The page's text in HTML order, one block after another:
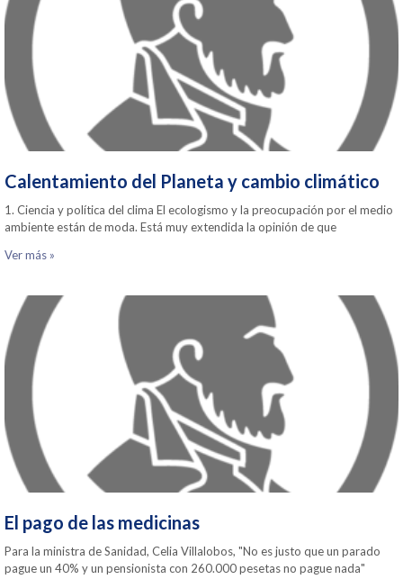
Calentamiento del Planeta y cambio climático
1. Ciencia y política del clima El ecologismo y la preocupación por el medio
ambiente están de moda. Está muy extendida la opinión de que
Ver más »
El pago de las medicinas
Para la ministra de Sanidad, Celia Villalobos, "No es justo que un parado
pague un 40% y un pensionista con 260.000 pesetas no pague nada"